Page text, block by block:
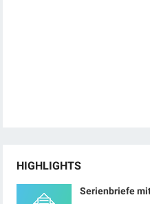
HIGHLIGHTS
Serienbriefe